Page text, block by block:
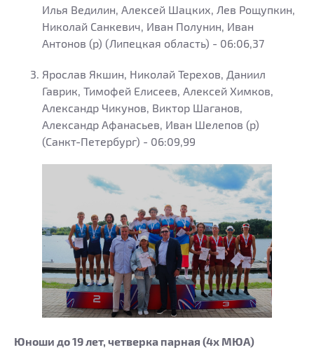
Илья Ведилин, Алексей Шацких, Лев Рощупкин,
Николай Санкевич, Иван Полунин, Иван
Антонов (р) (Липецкая область) - 06:06,37
Ярослав Якшин, Николай Терехов, Даниил
Гаврик, Тимофей Елисеев, Алексей Химков,
Александр Чикунов, Виктор Шаганов,
Александр Афанасьев, Иван Шелепов (р)
(Санкт-Петербург) - 06:09,99
Юноши до 19 лет, четверка парная (4х МЮА)